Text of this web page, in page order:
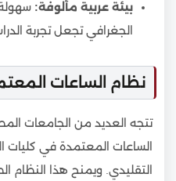
بيئة عربية مألوفة: سهولة
الجغرافي تجعل تجربة
نظام الساعات
تتجه العديد من الجامعات
الساعات المعتمدة في كليات
التقليدي. ويمنح هذا النظام